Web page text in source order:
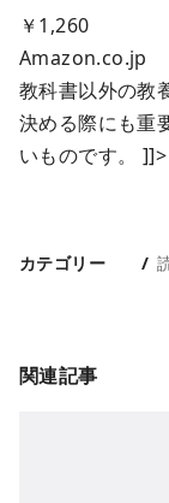
￥1,260
Amazon.co.jp
教科書以外の教
決める際にも重
いものです。 ]]>
カテゴリー
関連記事